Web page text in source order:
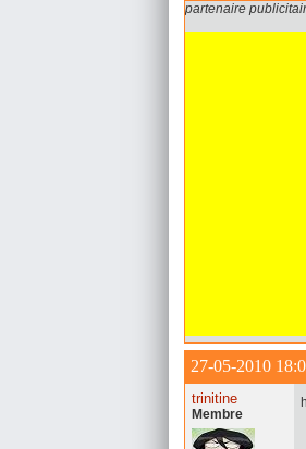
partenaire
27-05-2010
trinitine
Membre